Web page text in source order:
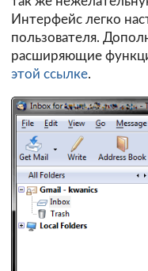
Интерфейс легко
пользователя.
расширяющие
этой ссылке.